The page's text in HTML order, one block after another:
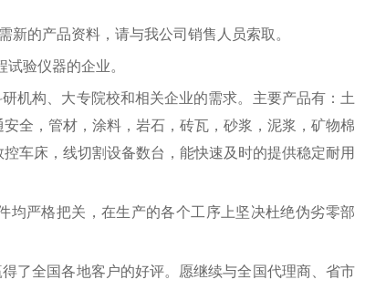
的产品资料，请与我公司销售人员索取。
验仪器的企业。
机构、大专院校和相关企业的需求。主要产品有：土
全，管材，涂料，岩石，砖瓦，砂浆，泥浆，矿物棉
车床，线切割设备数台，能快速及时的提供稳定耐用
均严格把关，在生产的各个工序上坚决杜绝伪劣零部
了全国各地客户的好评。愿继续与全国代理商、省市